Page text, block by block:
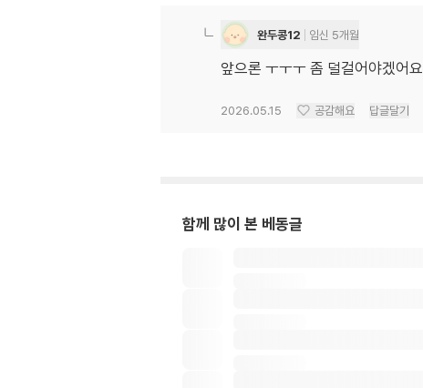
완두콩12 임신 5개월
앞으론 ㅜㅜㅜ 좀 덜걸어야겠어
2026.05.15 공감해요 답글달기
함께 많이 본 베동글